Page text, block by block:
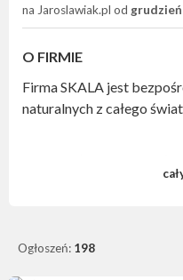
na Jaroslawiak.pl od
O FIRMIE
Firma SKALA jest
naturalnych z całego
wszechstronnej obróbce
Ogłoszeń: 198